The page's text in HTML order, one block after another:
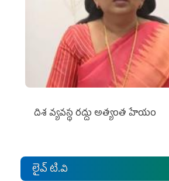
దిశ వ్యవస్థ రద్దు అత్యంత హేయం
లైవ్ టి.వి